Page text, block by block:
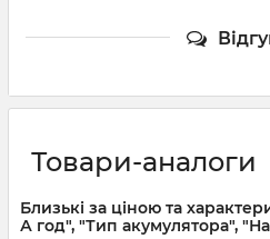
Товари-аналоги
Близькі за ціною та
А год", "Тип акумулятора",